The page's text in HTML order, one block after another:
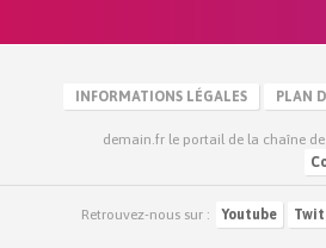
INFORMATIONS LÉGALES PLAN
demain.fr le portail de la chaîne
Retrouvez-nous sur : Youtube